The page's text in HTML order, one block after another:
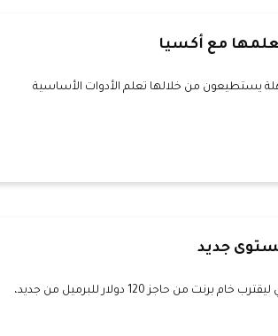
مع أكسيا
يستطيعون من خلالها تعلم الأدوات الأساسية
جديد
واصلت أسعار النفط تحقيق مكاسب للأسبوع الثاني على التوالي ليقترب خام برنت من حاجز 120 دولار للبرميل من جديد،